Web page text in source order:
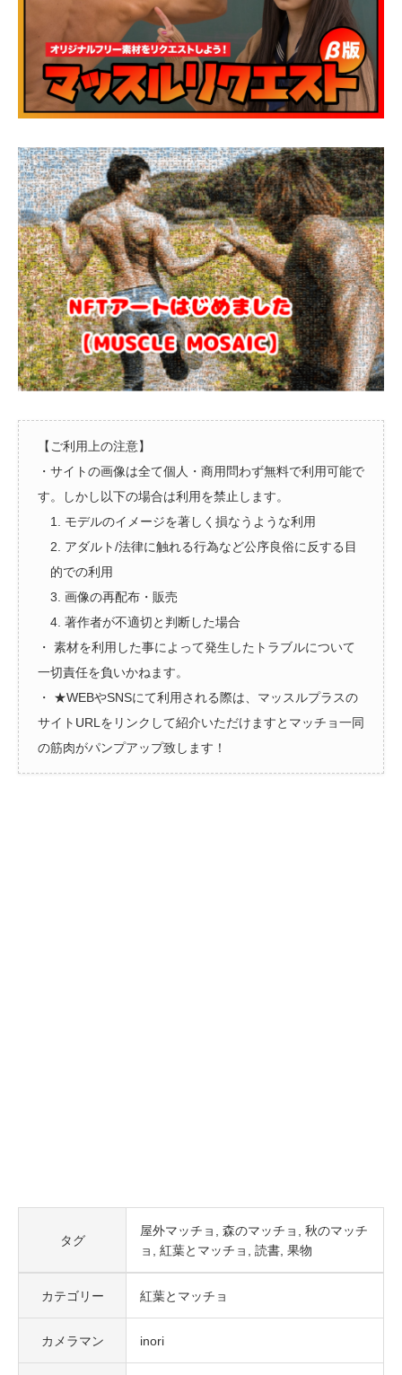
【ご利用上の注意】
・サイトの画像は全て個人・商用問わず無料で利用可能で
す。しかし以下の場合は利用を禁止します。
1. モデルのイメージを著しく損なうような利用
2. アダルト/法律に触れる行為など公序良俗に反する目
的での利用
3. 画像の再配布・販売
4. 著作者が不適切と判断した場合
・ 素材を利用した事によって発生したトラブルについて
一切責任を負いかねます。
・ ★WEBやSNSにて利用される際は、マッスルプラスの
サイトURLをリンクして紹介いただけますとマッチョ一同
の筋肉がパンプアップ致します！
タグ
屋外マッチョ 森のマッチョ
秋のマッチ
ョ
紅葉とマッチョ 読書 果物
カテゴリー 紅葉とマッチョ
カメラマン inori